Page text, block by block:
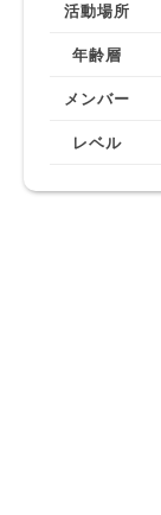
活動場所
年齢層
メンバー
レベル